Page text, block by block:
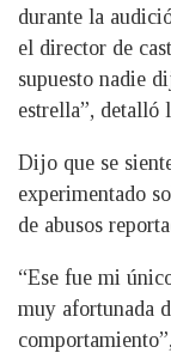
durante la
el director de
supuesto nadie
estrella”, detalló
Dijo que se
experimentado
de abusos
“Ese fue mi
muy afortunada